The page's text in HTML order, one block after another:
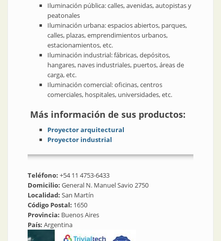
Iluminación pública: calles, avenidas, autopistas y
peatonales
Iluminación urbana: espacios abiertos, parques,
calles, plazas, emprendimientos urbanos,
estacionamientos, etc.
Iluminación industrial: fábricas, depósitos,
hangares, naves industriales, puertos, áreas de
carga, etc.
Iluminación comercial: oficinas, centros
comerciales, hospitales, universidades, etc.
Más información de sus productos:
Proyector arquitectural
Proyector industrial
Teléfono: +54 11 4753-6433
Domicilio: General N. Manuel Savio 2750
Localidad: San Martín
Código Postal: 1650
Provincia: Buenos Aires
País: Argentina